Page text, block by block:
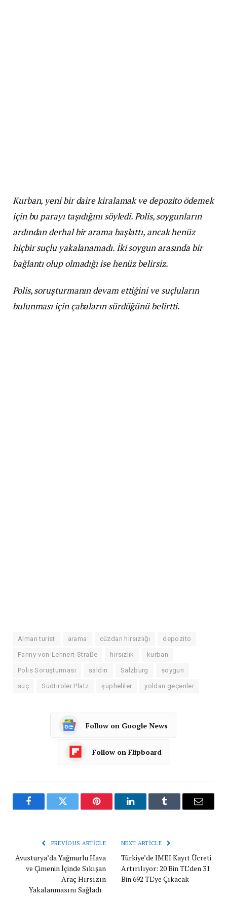
Kurban, yeni bir daire kiralamak ve depozito ödemek
için bu parayı taşıdığını söyledi. Polis, soygunların
ardından derhal bir arama başlattı, ancak henüz
hiçbir suçlu yakalanamadı. İki soygun arasında bir
bağlantı olup olmadığı ise henüz belirsiz.
Polis, soruşturmanın devam ettiğini ve suçluların
bulunması için çabaların sürdüğünü belirtti.
Alman turist arama cüzdan hırsızlığı depozito
Fanny-von-Lehnert-Straße hırsızlık kurban
Polis Soruşturması saldırı Salzburg soygun
suç Südtiroler Platz şüpheliler yoldan geçenler
Follow on Google News
Follow on Flipboard
FacebookTwitter Pinterest LinkedInTumblr Email
PREVIOUS ARTICLE
Avusturya’da Yağmurlu Hava
ve Çimenin İçinde Sıkışan
Araç Hırsızın
Yakalanmasını Sağladı
NEXT ARTICLE
Türkiye’de IMEI Kayıt Ücreti
Artırılıyor: 20 Bin TL’den 31
Bin 692 TL’ye Çıkacak